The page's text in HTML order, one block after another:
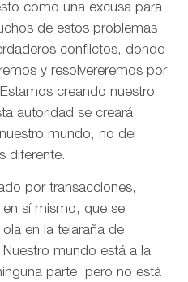
como una excusa para
de estos problemas
conflictos, donde
y resolvereremos por
creando nuestro
autoridad se creará
mundo, no del
diferente.
por transacciones,
sí mismo, que se
en la telaraña de
mundo está a la
parte, pero no está